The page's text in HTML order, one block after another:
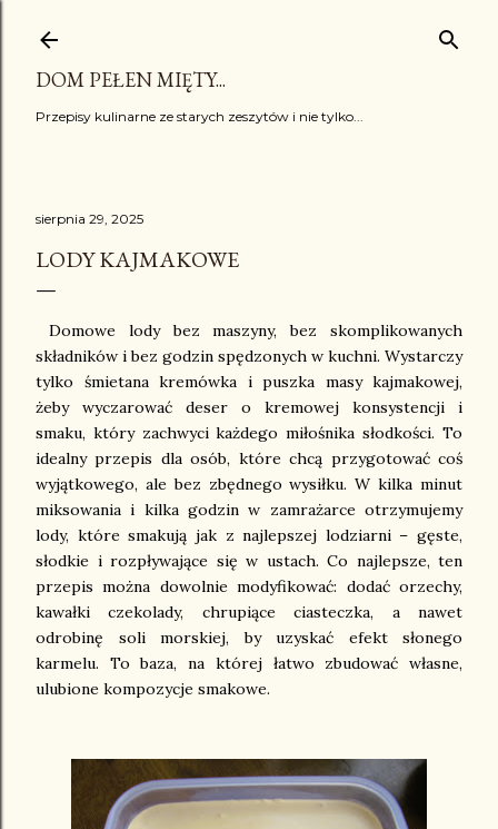
DOM PEŁEN MIĘTY...
Przepisy kulinarne ze starych zeszytów i nie tylko...
sierpnia 29, 2025
LODY KAJMAKOWE
Domowe lody bez maszyny, bez skomplikowanych
składników i bez godzin spędzonych w kuchni. Wystarczy
tylko śmietana kremówka i puszka masy kajmakowej,
żeby wyczarować deser o kremowej konsystencji i
smaku, który zachwyci każdego miłośnika słodkości. To
idealny przepis dla osób, które chcą przygotować coś
wyjątkowego, ale bez zbędnego wysiłku. W kilka minut
miksowania i kilka godzin w zamrażarce otrzymujemy
lody, które smakują jak z najlepszej lodziarni – gęste,
słodkie i rozpływające się w ustach. Co najlepsze, ten
przepis można dowolnie modyfikować: dodać orzechy,
kawałki czekolady, chrupiące ciasteczka, a nawet
odrobinę soli morskiej, by uzyskać efekt słonego
karmelu. To baza, na której łatwo zbudować własne,
ulubione kompozycje smakowe.